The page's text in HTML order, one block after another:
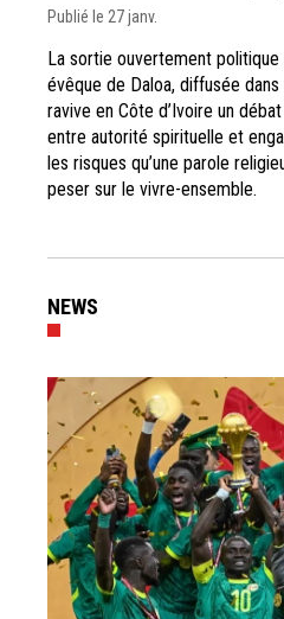
Publié le 27 janv.
La sortie ouvertement politique
évêque de Daloa, diffusée
ravive en Côte d’Ivoire un
entre autorité spirituelle et
les risques qu’une parole
peser sur le vivre-ensemble.
NEWS